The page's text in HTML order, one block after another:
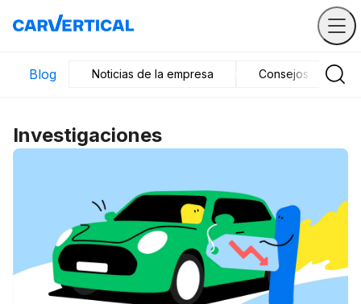
Blog Noticias de la empresa Consejos de
Investigaciones